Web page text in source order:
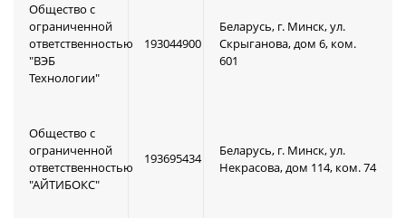
Общество с
ограниченной
ответственностью
"ВЭБ
Технологии"
193044900
Беларусь, г. Минск, ул.
Скрыганова, дом 6, ком.
601
Общество с
ограниченной
ответственностью
"АЙТИБОКС"
193695434
Беларусь, г. Минск, ул.
Некрасова, дом 114, ком. 74